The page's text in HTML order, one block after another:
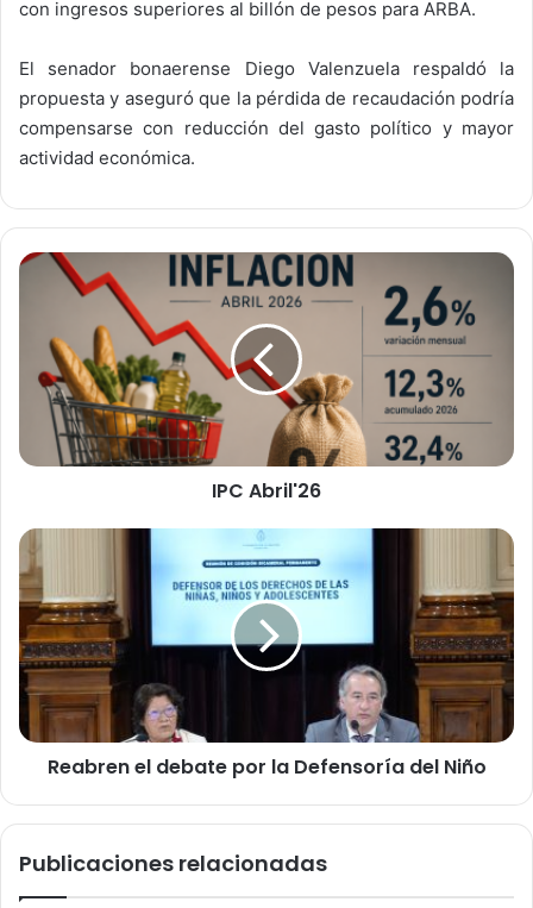
con ingresos superiores al billón de pesos para ARBA.
El senador bonaerense Diego Valenzuelarespaldó la
propuesta y aseguró que la pérdida de recaudación podría
compensarse con reducción del gasto político y mayor
actividad económica.
I
'
IPC Abril'26
R
e
a
b
r
e
n
l
t
Reabren el debate por la Defensoría del Niño
Publicaciones relacionadas